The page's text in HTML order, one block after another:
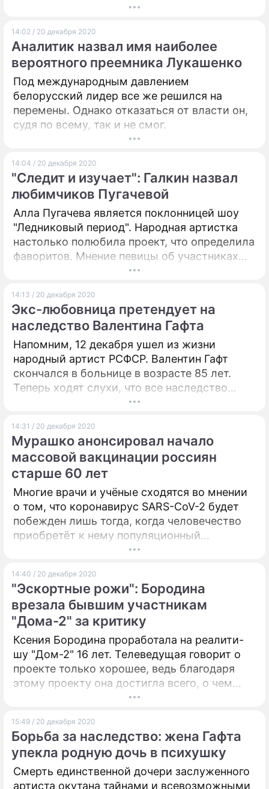
стал отправной точкой для жизни в
14:02 / 20 декабря 2020
Аналитик назвал имя наиболее
вероятного преемника Лукашенко
Под международным давлением
белорусский лидер все же решился на
перемены. Однако отказаться от власти он,
судя по всему, так и не смог.
14:04 / 20 декабря 2020
"Следит и изучает": Галкин назвал
любимчиков Пугачевой
Алла Пугачева является поклонницей шоу
"Ледниковый период". Народная артистка
настолько полюбила проект, что определила
фаворитов. Мнение певицы об участниках
раскрыл Максим Галкин в эфире передачи
14:13 / 20 декабря 2020
Экс-любовница претендует на
наследство Валентина Гафта
Напомним, 12 декабря ушел из жизни
народный артист РСФСР. Валентин Гафт
скончался в больнице в возрасте 85 лет.
Теперь ходят слухи, что все наследство
достанется жене режиссера – Ольге
14:31 / 20 декабря 2020
Мурашко анонсировал начало
массовой вакцинации россиян
старше 60 лет
Многие врачи и учёные сходятся во мнении
о том, что коронавирус SARS-CoV-2 будет
побежден лишь тогда, когда человечество
приобретёт к нему популяционный
иммунитет. Но болеть ковидом для этого не
помощью вакцин, на которые научный мир
делает большую ставку.
14:40 / 20 декабря 2020
"Эскортные рожи": Бородина
врезала бывшим участникам
"Дома-2" за критику
Ксения Бородина проработала на реалити-
шу "Дом-2" 16 лет. Телеведущая говорит о
проекте только хорошее, ведь благодаря
этому проекту она достигла всего, о чем
15:49 / 20 декабря 2020
Борьба за наследство: жена Гафта
упекла родную дочь в психушку
Смерть единственной дочери заслуженного
артиста окутана тайнами и всевозможными